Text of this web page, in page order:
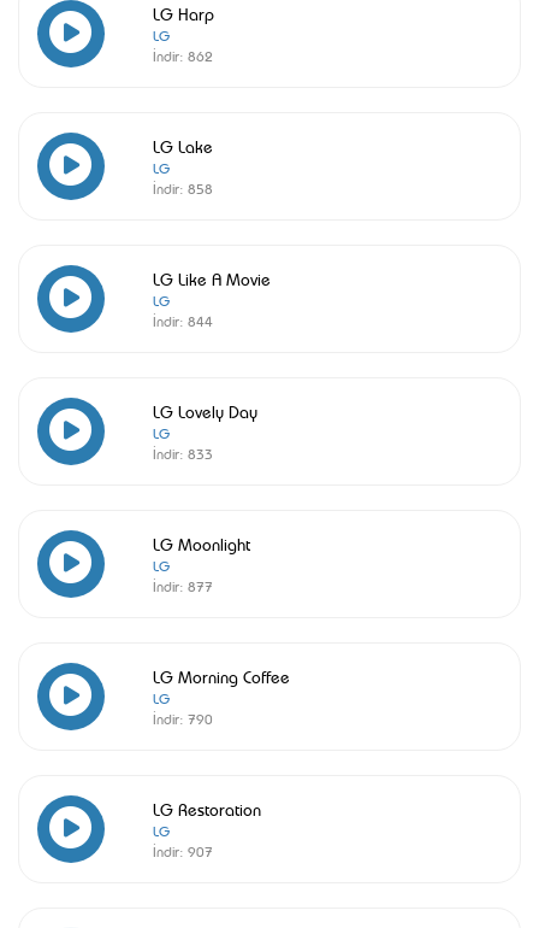
LG Harp
LG
İndir: 862
LG Lake
LG
İndir: 858
LG Like A Movie
LG
İndir: 844
LG Lovely Day
LG
İndir: 833
LG Moonlight
LG
İndir: 877
LG Morning Coffee
LG
İndir: 790
LG Restoration
LG
İndir: 907